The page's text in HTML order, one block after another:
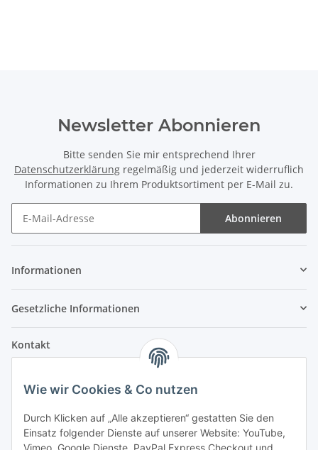
Newsletter Abonnieren
Bitte senden Sie mir entsprechend Ihrer
Datenschutzerklärung regelmäßig und jederzeit widerruflich
Informationen zu Ihrem Produktsortiment per E-Mail zu.
Abonnieren
Informationen
Gesetzliche Informationen
Kontakt
Im Weiherfeld 10
Montag bis Freitag
Wie wir Cookies & Co nutzen
Durch Klicken auf „Alle akzeptieren“ gestatten Sie den
Einsatz folgender Dienste auf unserer Website: YouTube,